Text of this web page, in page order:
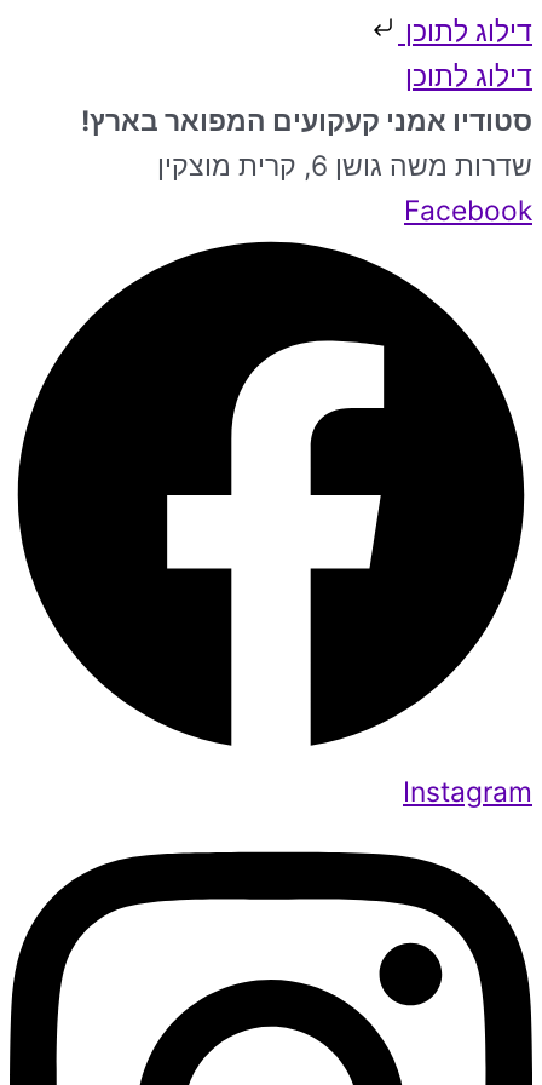
דילוג לתוכן
דילוג לתוכן
סטודיו אמני קעקועים המפואר בארץ!
שדרות משה גושן 6, קרית מוצקין
Facebook
Instagram